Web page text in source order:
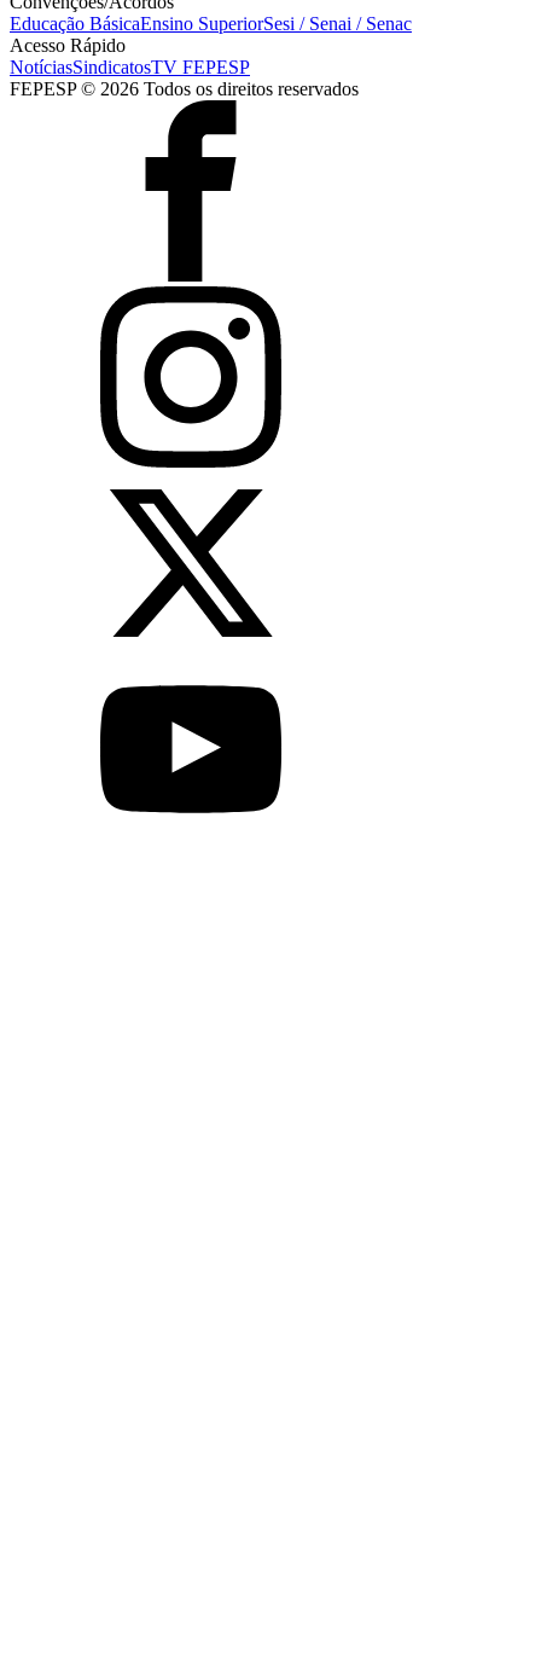
Educação BásicaEnsino SuperiorSesi / Senai / Senac
Acesso Rápido
NotíciasSindicatosTV FEPESP
FEPESP © 2026 Todos os direitos reservados